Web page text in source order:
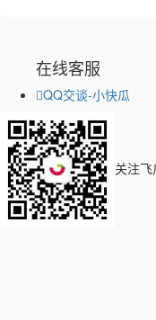
在线客服
QQ交谈-小快瓜
关注